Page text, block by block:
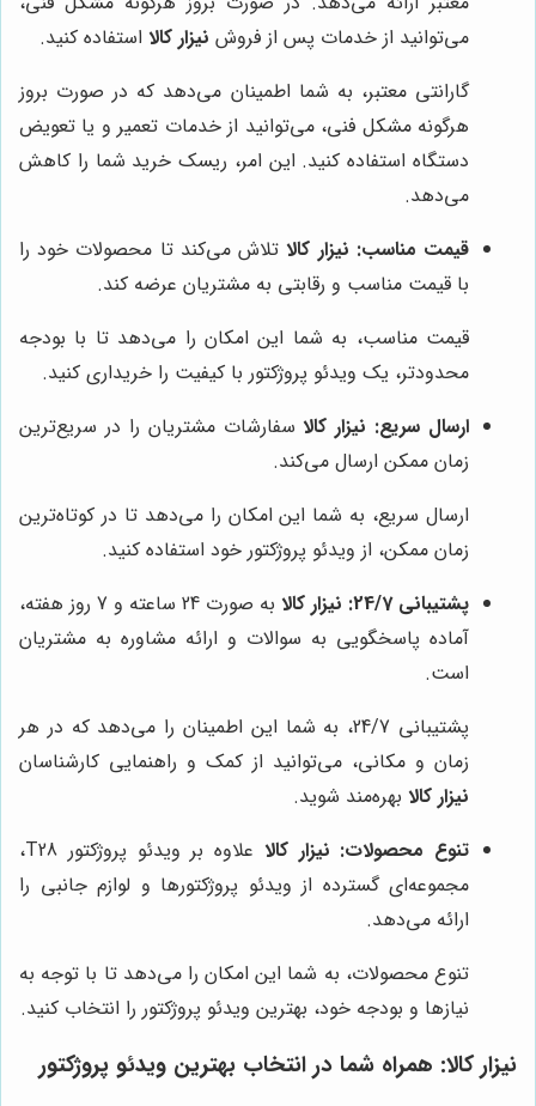
می‌توانید از خدمات پس از فروش نیزار کالا استفاده کنید.
گارانتی معتبر، به شما اطمینان می‌دهد که در صورت بروز
هرگونه مشکل فنی، می‌توانید از خدمات تعمیر و یا تعویض
دستگاه استفاده کنید. این امر، ریسک خرید شما را کاهش
می‌دهد.
قیمت مناسب: نیزار کالاتلاش می‌کند تا محصولات خود را
با قیمت مناسب و رقابتی به مشتریان عرضه کند.
قیمت مناسب، به شما این امکان را می‌دهد تا با بودجه
محدودتر، یک ویدئو پروژکتور با کیفیت را خریداری کنید.
ارسال سریع: نیزار کالاسفارشات مشتریان را در سریع‌ترین
زمان ممکن ارسال می‌کند.
ارسال سریع، به شما این امکان را می‌دهد تا در کوتاه‌ترین
زمان ممکن، از ویدئو پروژکتور خود استفاده کنید.
پشتیبانی 24/7:
نیزار کالا
به صورت 24 ساعته و 7 روز هفته،
آماده پاسخگویی به سوالات و ارائه مشاوره به مشتریان
است.
پشتیبانی 24/7، به شما این اطمینان را می‌دهد که در هر
زمان و مکانی، می‌توانید از کمک و راهنمایی کارشناسان
نیزار کالا بهره‌مند شوید.
تنوع محصولات: نیزار کالا
علاوه بر ویدئو پروژکتور T28،
مجموعه‌ای گسترده از ویدئو پروژکتورها و لوازم جانبی را
ارائه می‌دهد.
تنوع محصولات، به شما این امکان را می‌دهد تا با توجه به
نیازها و بودجه خود، بهترین ویدئو پروژکتور را انتخاب کنید.
نیزار کالا: همراه شما در انتخاب بهترین ویدئو پروژکتور